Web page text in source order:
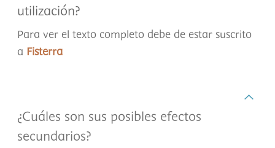
utilización?
Para ver el texto completo debe de estar suscrito
a Fisterra
¿Cuáles son sus posibles efectos
secundarios?